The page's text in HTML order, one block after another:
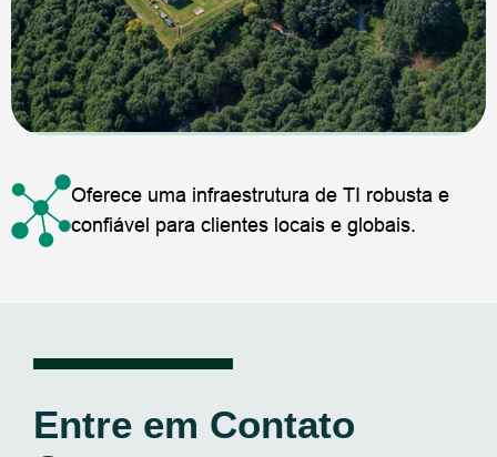
Oferece uma infraestrutura de TI robusta e
confiável para clientes locais e globais.
Entre em Contato